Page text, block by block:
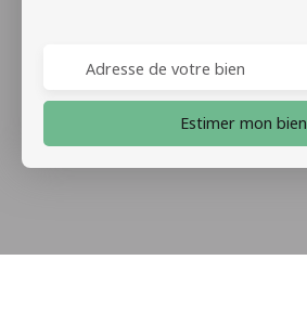
Adresse de votre bien
Estimer mon bien